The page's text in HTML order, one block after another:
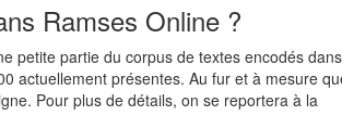
Ramses Online ?
petite partie du corpus de textes encodés
actuellement présentes. Au fur et à mesure
Pour plus de détails, on se reportera à la